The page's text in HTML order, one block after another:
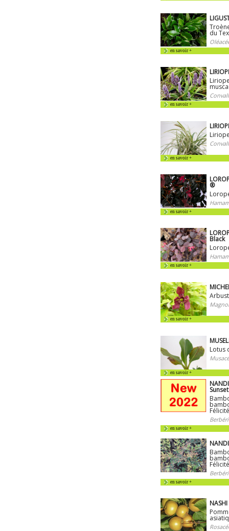
du
en savoir +
en savoir +
en savoir +
®
en savoir +
Black
en savoir +
en savoir +
Lotus
en savoir +
Félicité
en savoir +
Félicité
en savoir +